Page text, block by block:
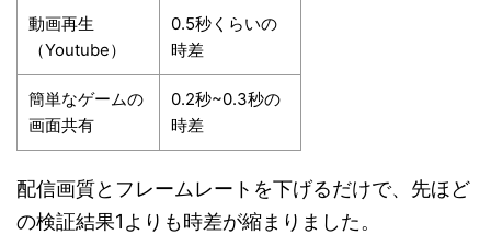
動画再生
（Youtube）
0.5秒くらいの
時差
簡単なゲームの
画面共有
0.2秒~0.3秒の
時差
配信画質とフレームレートを下げるだけで、先ほど
の検証結果1よりも時差が縮まりました。